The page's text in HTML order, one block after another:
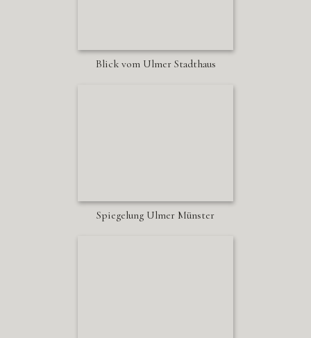
Blick vom Ulmer Stadthaus
Spiegelung Ulmer Münster